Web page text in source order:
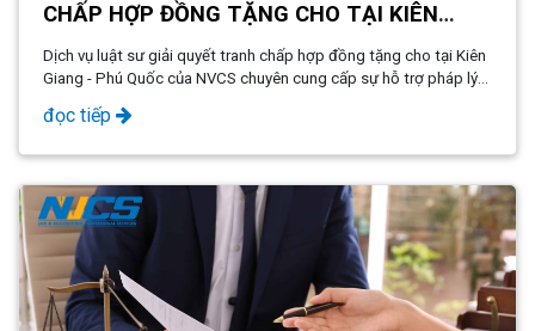
CHẤP HỢP ĐỒNG TẶNG CHO TẠI KIÊN
GIANG - PHÚ QUỐC
Dịch vụ luật sư giải quyết tranh chấp hợp đồng tặng cho tại Kiên
Giang - Phú Quốc của NVCS chuyên cung cấp sự hỗ trợ pháp lý
chuyên nghiệp và tận tâm, đảm bảo quyền lợi hợp pháp của
khách hàng trong các giao dịch tặng cho.
đọc tiếp